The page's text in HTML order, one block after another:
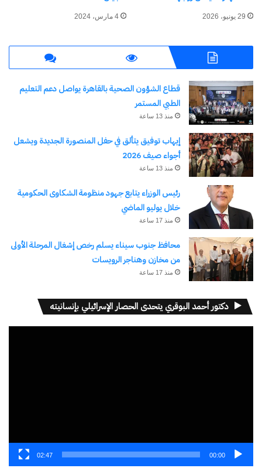
اكتشاف المزيد من
الإلكتروني.
كتابة بريدك الإلكتروني...
29 يونيو، 2026 4 مارس، 2024
قطاع الشؤون الصحية بالقاهرة يواصل دعم التعليم
الطبي المستمر
منذ 13 ساعة
إيهاب توفيق يتألق في حفل المنصورة الجديدة ويشعل
أجواء صيف 2026
منذ 13 ساعة
رئيس الوزراء يتابع جهود منظومة الشكاوى الحكومية
خلال يوليو الماضي
منذ 17 ساعة
محافظ جنوب سيناء يسلم رخص إشغال المرحلة الأولى
من مخازن وهناجر الرويسات
منذ 17 ساعة
دكتور أحمد البوقري يتحدى الحصار الإسرائيلي بإنسانيته
00:00
02:47